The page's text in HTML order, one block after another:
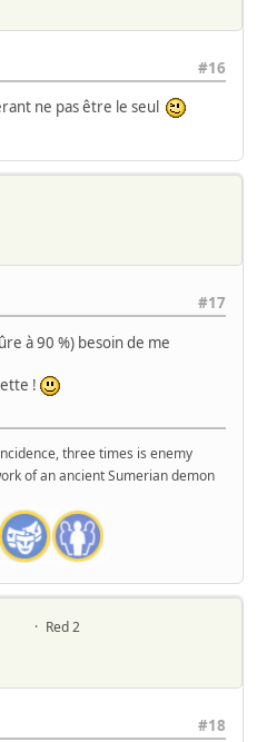
#16
ne pas être le seul
#17
à 90 %) besoin de me
!
three times is enemy
of an ancient Sumerian demon
Red 2
#18